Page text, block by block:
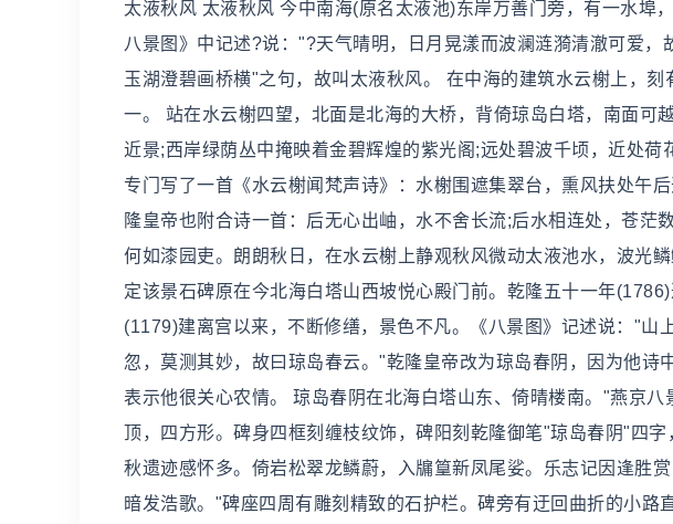
太液秋风 太液秋风 今中南海(原名太液池)东岸万善门旁，有一水埠
八景图》中记述?说："?天气晴明，日月晃漾而波澜涟漪清澈可爱，
玉湖澄碧画桥横"之句，故叫太液秋风。 在中海的建筑水云榭上，
一。 站在水云榭四望，北面是北海的大桥，背倚琼岛白塔，南面可
近景;西岸绿荫丛中掩映着金碧辉煌的紫光阁;远处碧波千顷，近处
专门写了一首《水云榭闻梵声诗》：水榭围遮集翠台，熏风扶处午
隆皇帝也附合诗一首：后无心出岫，水不舍长流;后水相连处，苍茫
何如漆园吏。朗朗秋日，在水云榭上静观秋风微动太液池水，波光
定该景石碑原在今北海白塔山西坡悦心殿门前。乾隆五十一年
(1179)建离宫以来，不断修缮，景色不凡。《八景图》记述说："山
忽，莫测其妙，故曰琼岛春云。"乾隆皇帝改为琼岛春阴，因为他诗
表示他很关心农情。 琼岛春阴在北海白塔山东、倚晴楼南。"燕京
顶，四方形。碑身四框刻缠枝纹饰，碑阳刻乾隆御笔"琼岛春阴"四
秋遗迹感怀多。倚岩松翠龙鳞蔚，入牖篁新凤尾娑。乐志记因逢胜
暗发浩歌。"碑座四周有雕刻精致的石护栏。碑旁有迂回曲折的小路